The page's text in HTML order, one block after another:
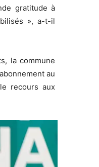
gratitude à
», a-t-il
la commune
au
recours aux